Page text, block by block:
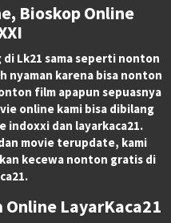
Bioskop Online
Lk21 sama seperti nonton
nyaman karena bisa nonton
film apapun sepuasnya
online kami bisa dibilang
indoxxi dan layarkaca21.
movie terupdate, kami
kecewa nonton gratis di
LayarKaca21